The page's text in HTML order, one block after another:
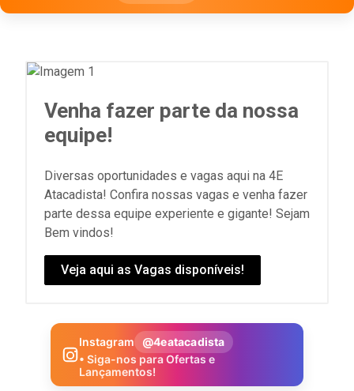
Venha fazer parte da nossa
equipe!
Diversas oportunidades e vagas aqui na 4E
Atacadista! Confira nossas vagas e venha fazer
parte dessa equipe experiente e gigante! Sejam
Bem vindos!
Veja aqui as Vagas disponíveis!
Instagram
@4eatacadista
• Siga-nos para Ofertas e
Lançamentos!